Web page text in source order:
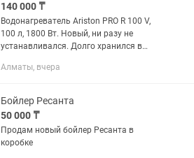
140 000 ₸
Водонагреватель Ariston PRO R 100 V,
100 л, 1800 Вт. Новый, ни разу не
устанавливался. Долго хранился в
заводская упаковка. Самовывоз
Алматы, вчера
Бойлер Ресанта
50 000 ₸
Продам новый бойлер Ресанта в
коробке